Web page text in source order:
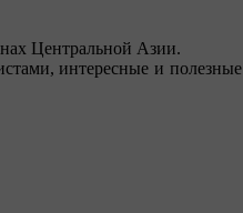
Центральной Азии.
интересные и